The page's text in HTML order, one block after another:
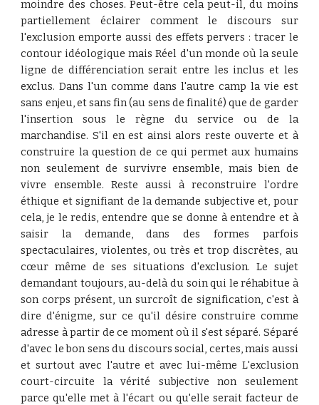
moindre des choses. Peut-être cela peut-il, du moins
partiellement éclairer comment le discours sur
l'exclusion emporte aussi des effets pervers : tracer le
contour idéologique mais Réel d'un monde où la seule
ligne de différenciation serait entre les inclus et les
exclus. Dans l'un comme dans l'autre camp la vie est
sans enjeu, et sans fin (au sens de finalité) que de garder
l'insertion sous le règne du service ou de la
marchandise. S'il en est ainsi alors reste ouverte et à
construire la question de ce qui permet aux humains
non seulement de survivre ensemble, mais bien de
vivre ensemble. Reste aussi à reconstruire l'ordre
éthique et signifiant de la demande subjective et, pour
cela, je le redis, entendre que se donne à entendre et à
saisir la demande, dans des formes parfois
spectaculaires, violentes, ou très et trop discrètes, au
cœur même de ses situations d'exclusion. Le sujet
demandant toujours, au-delà du soin qui le réhabitue à
son corps présent, un surcroît de signification, c'est à
dire d'énigme, sur ce qu'il désire construire comme
adresse à partir de ce moment où il s'est séparé. Séparé
d'avec le bon sens du discours social, certes, mais aussi
et surtout avec l'autre et avec lui-même L'exclusion
court-circuite la vérité subjective non seulement
parce qu'elle met à l'écart ou qu'elle serait facteur de